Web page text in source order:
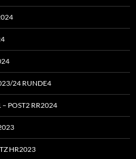
24 RUNDE4
POST2 RR2024
HR2023